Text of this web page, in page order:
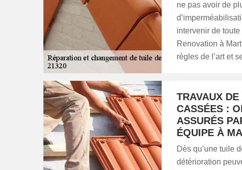
ne pas avoir de
intervenir de
Renovation à
règles de l’art et
TRAVAUX
CASSÉES :
ASSURÉS
ÉQUIPE À
Dès qu’une tuile
détérioration